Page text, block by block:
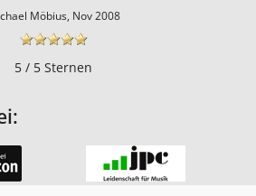
Möbius, Nov 2008
5 / 5 Sternen